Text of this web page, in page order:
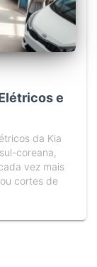
e
da Kia
coreana,
vez mais
cortes de